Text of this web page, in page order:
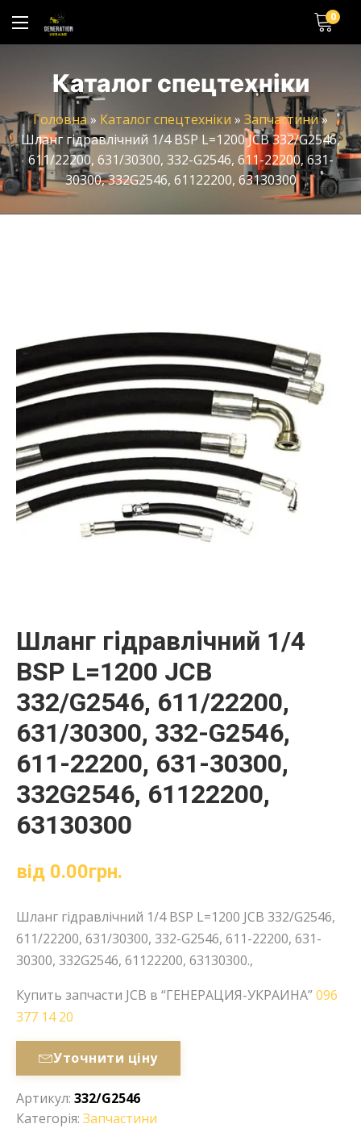
0
Каталог спецтехніки
Головна » Каталог спецтехніки » Запчастини»
Шланг гідравлічний 1/4 BSP L=1200 JCB 332/G2546,
611/22200, 631/30300, 332-G2546, 611-22200, 631-
30300, 332G2546, 61122200, 63130300
Шланг гідравлічний 1/4
BSP L=1200 JCB
332/G2546, 611/22200,
631/30300, 332-G2546,
611-22200, 631-30300,
332G2546, 61122200,
63130300
від 0.00грн.
Шланг гідравлічний 1/4 BSP L=1200 JCB 332/G2546,
611/22200, 631/30300, 332-G2546, 611-22200, 631-
30300, 332G2546, 61122200, 63130300.,
Купить запчасти JCB в “ГЕНЕРАЦИЯ-УКРАИНА”096
377 14 20
Уточнити ціну
Артикул: 332/G2546
Категорія: Запчастини